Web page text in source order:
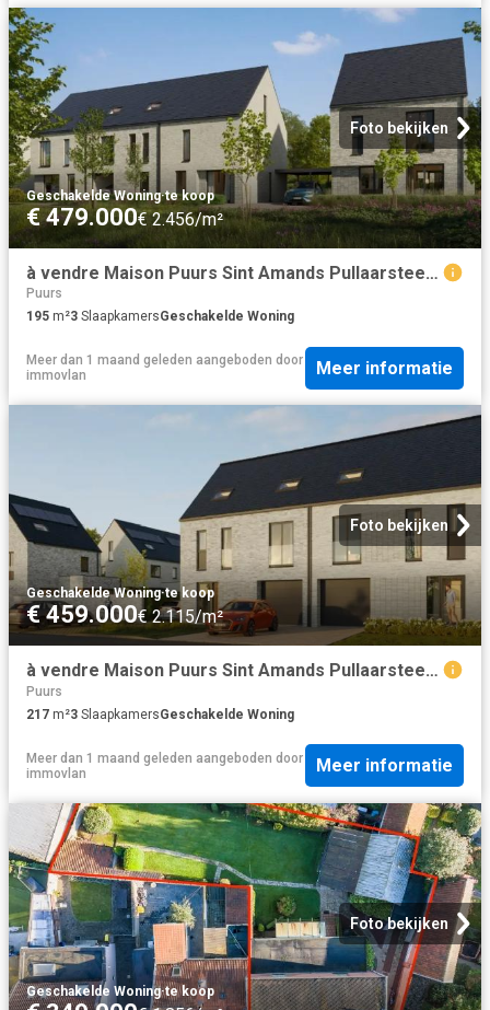
Foto bekijken
Geschakelde Woning·te koop
€ 479.000€ 2.456/m²
à vendre Maison Puurs Sint Amands Pullaarsteenweg
Puurs
195 m²3 SlaapkamersGeschakelde Woning
Meer dan 1 maand geleden aangeboden door
immovlan
Meer informatie
Foto bekijken
Geschakelde Woning·te koop
€ 459.000€ 2.115/m²
à vendre Maison Puurs Sint Amands Pullaarsteenweg
Puurs
217 m²3 SlaapkamersGeschakelde Woning
Meer dan 1 maand geleden aangeboden door
immovlan
Meer informatie
Foto bekijken
Geschakelde Woning·te koop